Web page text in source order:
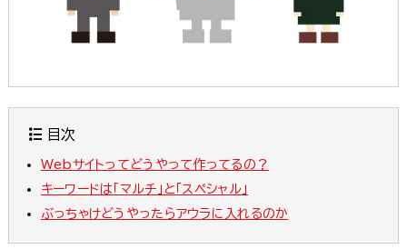
目次
Webサイトってどうやって作ってるの？
キーワードは「マルチ」と「スペシャル」
ぶっちゃけどうやったらアウラに入れるのか